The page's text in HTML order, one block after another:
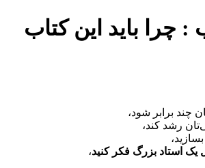
: چرا باید این کتاب
چند برابر شود،
رشد کند،
یک استاد بزرگ فکر کنید،